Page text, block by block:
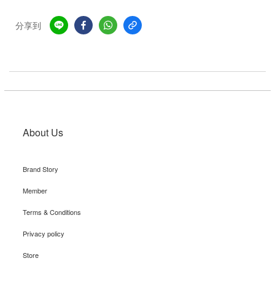
分享到
About Us
Brand Story
Member
Terms & Conditions
Privacy policy
Store